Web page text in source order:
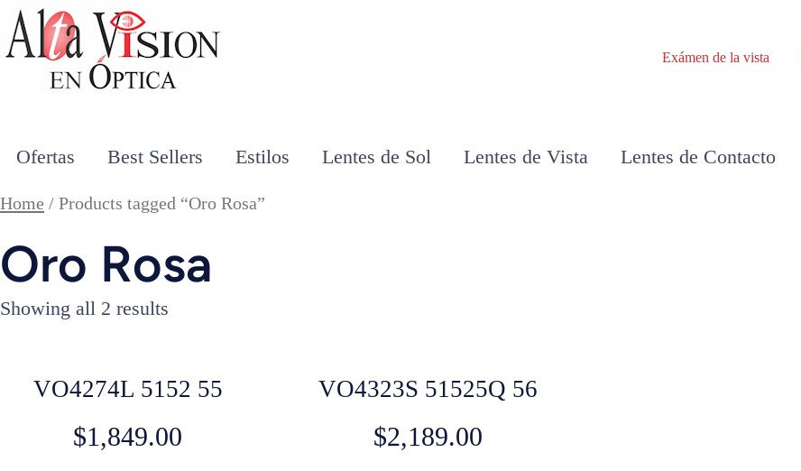
Exámen de la vista
Ofertas Best Sellers Estilos Lentes de Sol Lentes de Vista Lentes de Contacto
Home / Products tagged “Oro Rosa”
Oro Rosa
Showing all 2 results
VO4274L 5152 55
$1,849.00
VO4323S 51525Q 56
$2,189.00